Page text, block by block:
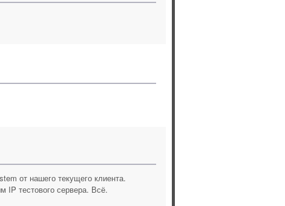
от нашего текущего клиента.
IP тестового сервера. Всё.